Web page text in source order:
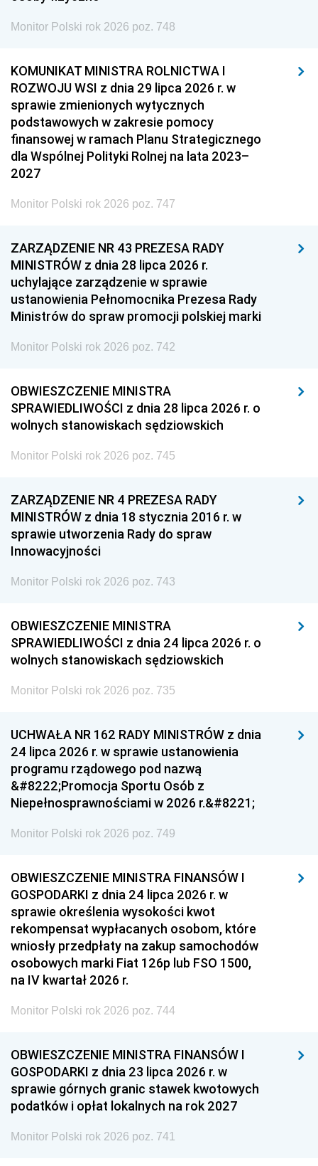
Monitor Polski rok 2026 poz. 748
KOMUNIKAT MINISTRA ROLNICTWA I
ROZWOJU WSI z dnia 29 lipca 2026 r. w
sprawie zmienionych wytycznych
podstawowych w zakresie pomocy
finansowej w ramach Planu Strategicznego
dla Wspólnej Polityki Rolnej na lata 2023–
2027
Monitor Polski rok 2026 poz. 747
ZARZĄDZENIE NR 43 PREZESA RADY
MINISTRÓW z dnia 28 lipca 2026 r.
uchylające zarządzenie w sprawie
ustanowienia Pełnomocnika Prezesa Rady
Ministrów do spraw promocji polskiej marki
Monitor Polski rok 2026 poz. 742
OBWIESZCZENIE MINISTRA
SPRAWIEDLIWOŚCI z dnia 28 lipca 2026 r. o
wolnych stanowiskach sędziowskich
Monitor Polski rok 2026 poz. 745
ZARZĄDZENIE NR 4 PREZESA RADY
MINISTRÓW z dnia 18 stycznia 2016 r. w
sprawie utworzenia Rady do spraw
Innowacyjności
Monitor Polski rok 2026 poz. 743
OBWIESZCZENIE MINISTRA
SPRAWIEDLIWOŚCI z dnia 24 lipca 2026 r. o
wolnych stanowiskach sędziowskich
Monitor Polski rok 2026 poz. 735
UCHWAŁA NR 162 RADY MINISTRÓW z dnia
24 lipca 2026 r. w sprawie ustanowienia
programu rządowego pod nazwą
&#8222;Promocja Sportu Osób z
Niepełnosprawnościami w 2026 r.&#8221;
Monitor Polski rok 2026 poz. 749
OBWIESZCZENIE MINISTRA FINANSÓW I
GOSPODARKI z dnia 24 lipca 2026 r. w
sprawie określenia wysokości kwot
rekompensat wypłacanych osobom, które
wniosły przedpłaty na zakup samochodów
osobowych marki Fiat 126p lub FSO 1500,
na IV kwartał 2026 r.
Monitor Polski rok 2026 poz. 744
OBWIESZCZENIE MINISTRA FINANSÓW I
GOSPODARKI z dnia 23 lipca 2026 r. w
sprawie górnych granic stawek kwotowych
podatków i opłat lokalnych na rok 2027
Monitor Polski rok 2026 poz. 741